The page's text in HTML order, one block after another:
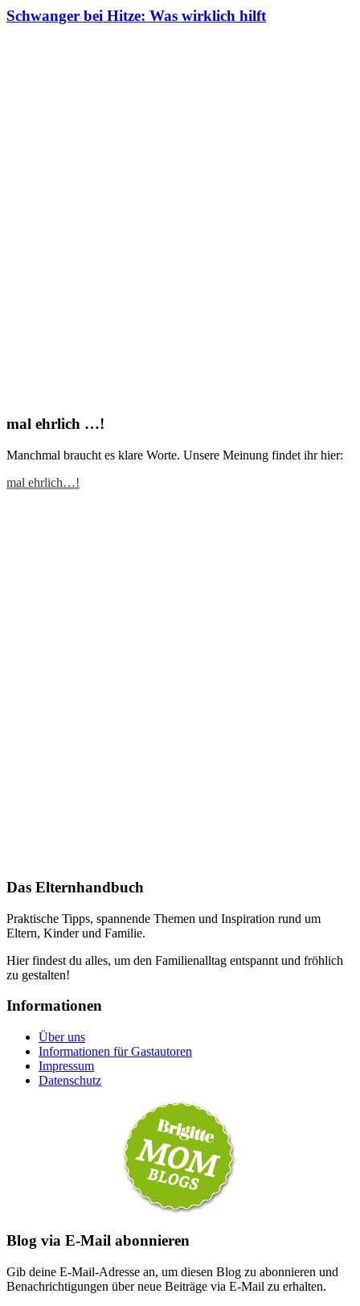
Schwanger bei Hitze: Was wirklich hilft
mal ehrlich …!
Manchmal braucht es klare Worte. Unsere Meinung findet ihr hier:
mal ehrlich…!
Das Elternhandbuch
Praktische Tipps, spannende Themen und Inspiration rund um
Eltern, Kinder und Familie.
Hier findest du alles, um den Familienalltag entspannt und fröhlich
zu gestalten!
Informationen
Über uns
Informationen für Gastautoren
Impressum
Datenschutz
Blog via E-Mail abonnieren
Gib deine E-Mail-Adresse an, um diesen Blog zu abonnieren und
Benachrichtigungen über neue Beiträge via E-Mail zu erhalten.